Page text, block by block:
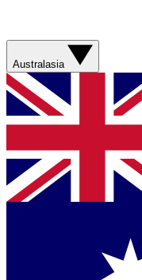
Australasia